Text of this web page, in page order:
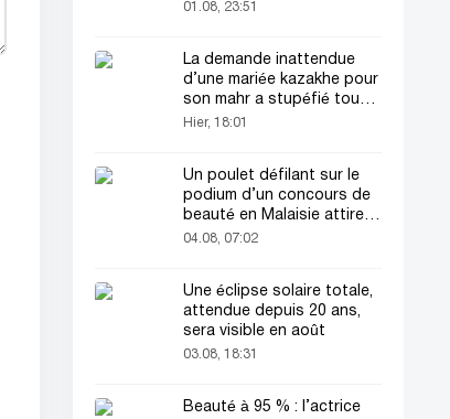
01.08, 23:51
La demande inattendue
d’une mariée kazakhe pour
son mahr a stupéfié tout
le monde
Hier, 18:01
Un poulet défilant sur le
podium d’un concours de
beauté en Malaisie attire
l’attention du public
04.08, 07:02
Une éclipse solaire totale,
attendue depuis 20 ans,
sera visible en août
03.08, 18:31
Beauté à 95 % : l’actrice